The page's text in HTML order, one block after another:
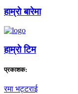
हाम्राे बारेमा
हाम्राे टिम
प्रकाशक:
रमा भट्टराई